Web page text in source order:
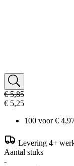
€ 5,85
€ 5,25
100 voor€
Levering 4+
Aantal stuks
-